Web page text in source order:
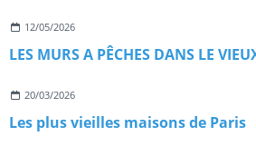
12/05/2026
LES MURS A PÊCHES DANS LE
20/03/2026
Les plus vieilles maisons de Paris